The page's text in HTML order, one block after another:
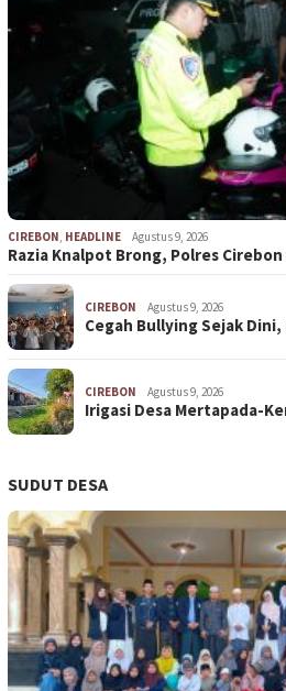
CIREBON, HEADLINE Agustus 9, 2026
Razia Knalpot Brong, Polres
CIREBON Agustus 9, 2026
Cegah Bullying Sejak
CIREBON Agustus 9, 2026
Irigasi Desa Mertapada-
SUDUT DESA